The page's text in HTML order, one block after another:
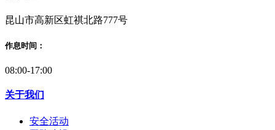
昆山市高新区虹祺北路777号
作息时间：
08:00-17:00
关于我们
安全活动